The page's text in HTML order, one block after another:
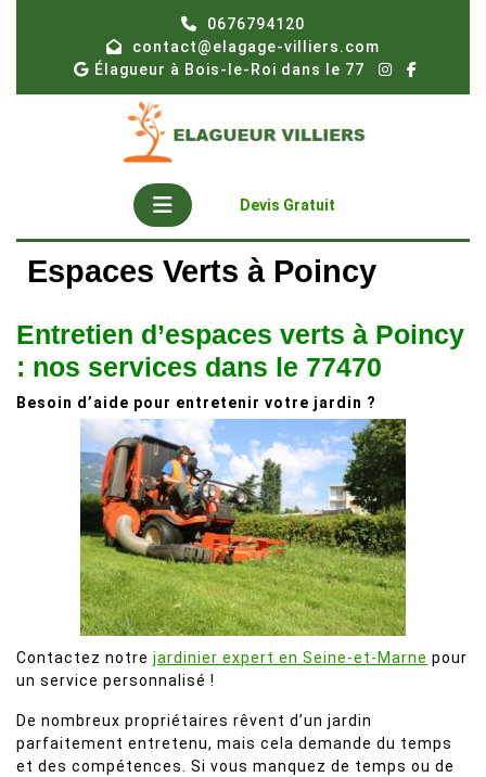
0676794120
contact@elagage-villiers.com
Élagueur à Bois-le-Roi dans le 77
Open
Button
Devis Gratuit
Espaces Verts à Poincy
Entretien d’espaces verts à Poincy
: nos services dans le 77470
Besoin d’aide pour entretenir votre jardin ?
Contactez notre jardinier expert en Seine-et-Marne pour
un service personnalisé !
De nombreux propriétaires rêvent d’un jardin
parfaitement entretenu, mais cela demande du temps
et des compétences. Si vous manquez de temps ou de